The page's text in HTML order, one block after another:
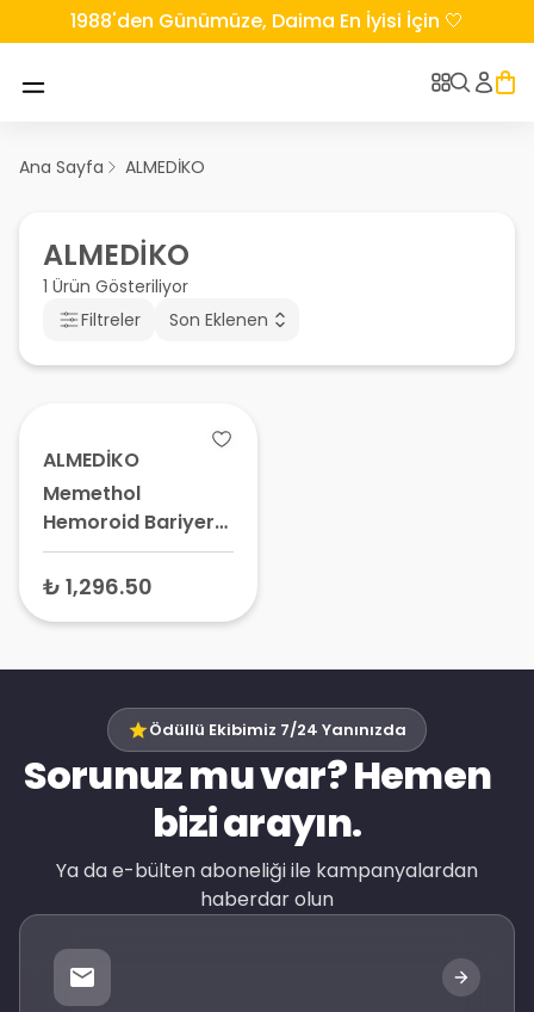
1988'den Günümüze, Daima En İyisi İçin 🤍
Ana Sayfa ALMEDİKO
ALMEDİKO
1 Ürün Gösteriliyor
Filtreler
Son Eklenen
ALMEDİKO
Memethol
Hemoroid Bariyer
Sprey 10 ml
₺ 1,296.50
Ödüllü Ekibimiz 7/24 Yanınızda
Sorunuz mu var? Hemen
bizi arayın.
Ya da e-bülten aboneliği ile kampanyalardan
haberdar olun